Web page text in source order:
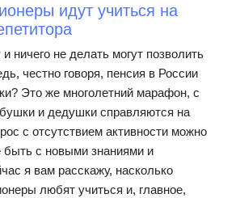
идут учиться на
ничего не делать могут позволить
честно говоря, пенсия в России
Это же многолетний марафон, с
и дедушки справляются на
с отсутствием активности можно
быть с новыми знаниями и
я вам расскажу, насколько
любят учиться и, главное,